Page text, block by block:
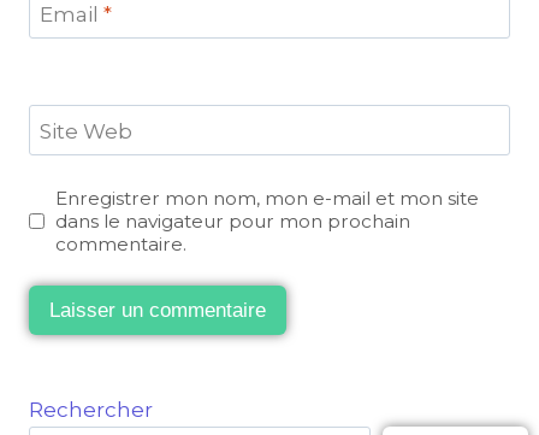
Email *
Site Web
Enregistrer mon nom, mon e-mail et mon site
dans le navigateur pour mon prochain
commentaire.
Rechercher